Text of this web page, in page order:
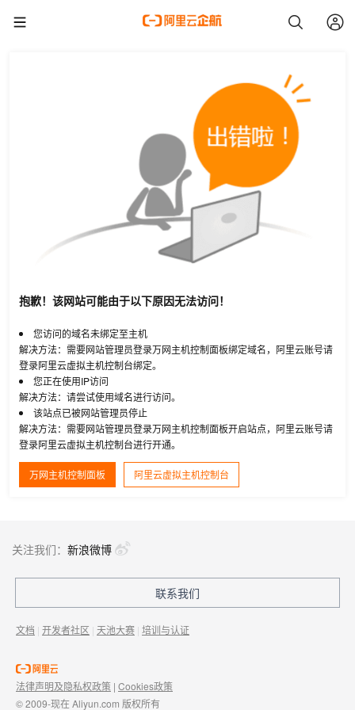
抱歉！该网站可能由于以下原因无法访问！
您访问的域名未绑定至主机
解决方法：需要网站管理员登录万网主机控制面板绑定域名，阿里云账号请
登录阿里云虚拟主机控制台绑定。
您正在使用IP访问
解决方法：请尝试使用域名进行访问。
该站点已被网站管理员停止
解决方法：需要网站管理员登录万网主机控制面板开启站点，阿里云账号请
登录阿里云虚拟主机控制台进行开通。
万网主机控制面板 阿里云虚拟主机控制台